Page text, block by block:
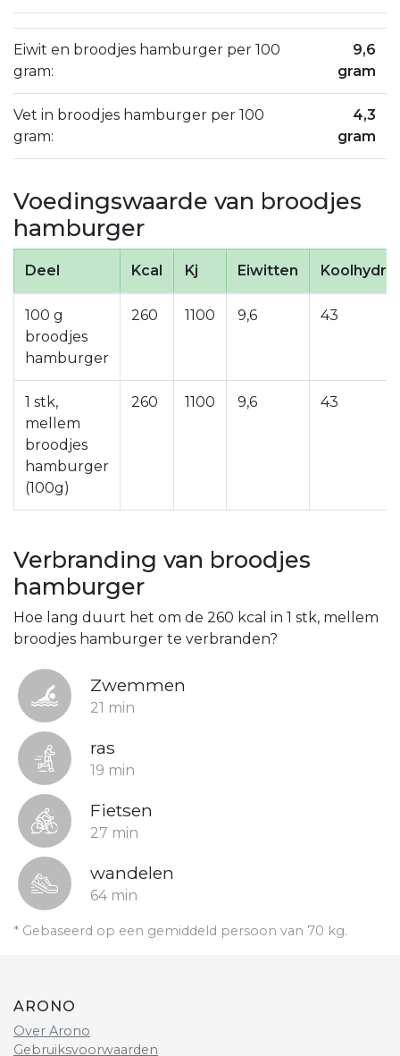
Eiwit en broodjes hamburger per 100
gram:
9,6
gram
Vet in broodjes hamburger per 100
gram:
4,3
gram
Voedingswaarde van broodjes
hamburger
Deel Kcal Kj Eiwitten
100 g
broodjes
hamburger
260 1100 9,6 43
1 stk,
mellem
broodjes
hamburger
(100g)
260 1100 9,6 43
Verbranding van broodjes
hamburger
Hoe lang duurt het om de 260 kcal in 1 stk, mellem
broodjes hamburger te verbranden?
Zwemmen
21 min
ras
19 min
Fietsen
27 min
wandelen
64 min
* Gebaseerd op een gemiddeld persoon van 70 kg.
ARONO
Over Arono
Gebruiksvoorwaarden